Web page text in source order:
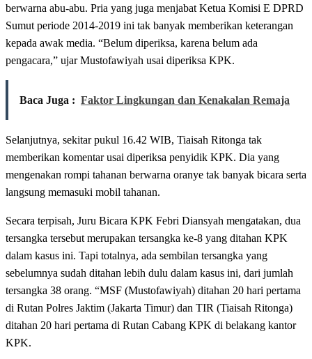
berwarna abu-abu. Pria yang juga menjabat Ketua Komisi E DPRD
Sumut periode 2014-2019 ini tak banyak memberikan keterangan
kepada awak media. “Belum diperiksa, karena belum ada
pengacara,” ujar Mustofawiyah usai diperiksa KPK.
Baca Juga : Faktor Lingkungan dan Kenakalan Remaja
Selanjutnya, sekitar pukul 16.42 WIB, Tiaisah Ritonga tak
memberikan komentar usai diperiksa penyidik KPK. Dia yang
mengenakan rompi tahanan berwarna oranye tak banyak bicara serta
langsung memasuki mobil tahanan.
Secara terpisah, Juru Bicara KPK Febri Diansyah mengatakan, dua
tersangka tersebut merupakan tersangka ke-8 yang ditahan KPK
dalam kasus ini. Tapi totalnya, ada sembilan tersangka yang
sebelumnya sudah ditahan lebih dulu dalam kasus ini, dari jumlah
tersangka 38 orang. “MSF (Mustofawiyah) ditahan 20 hari pertama
di Rutan Polres Jaktim (Jakarta Timur) dan TIR (Tiaisah Ritonga)
ditahan 20 hari pertama di Rutan Cabang KPK di belakang kantor
KPK.